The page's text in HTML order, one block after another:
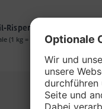
Rispentomaten*
(1 kg = 4.54)